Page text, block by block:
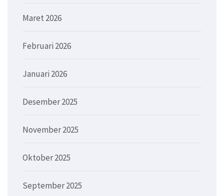
Maret 2026
Februari 2026
Januari 2026
Desember 2025
November 2025
Oktober 2025
September 2025